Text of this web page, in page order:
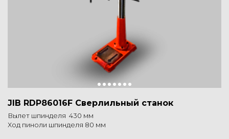
JIB RDP86016F Сверлильный станок
Вылет шпинделя 430 мм
Ход пиноли шпинделя 80 мм